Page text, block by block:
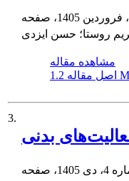
روستا؛ حسن ایزدی
مشاهده مقاله
اصل مقاله 1.2 M
3.
بدنی